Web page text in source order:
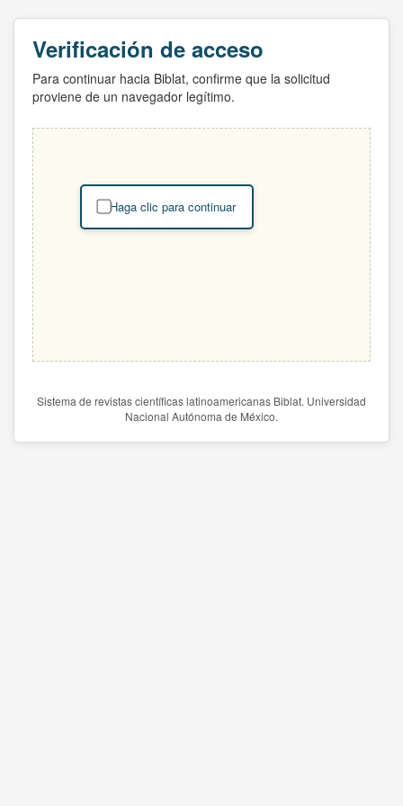
Verificación de acceso
Para continuar hacia Biblat, confirme que la solicitud
proviene de un navegador legítimo.
Haga clic para continuar
Sistema de revistas científicas latinoamericanas Biblat. Universidad
Nacional Autónoma de México.